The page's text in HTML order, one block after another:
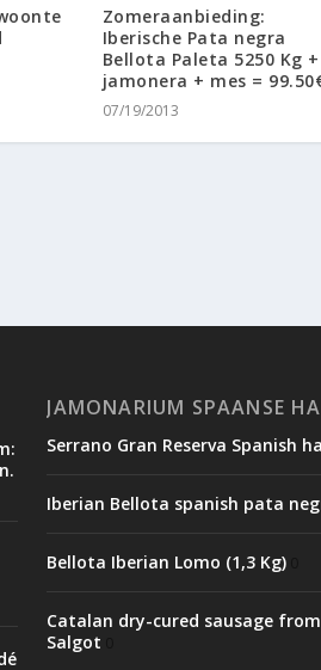
Zomeraanbieding:
Iberische Pata negra
Bellota Paleta 5250 Kg +
jamonera + mes =
07/19/2013
JAMONARIUM SPAANSE
Serrano Gran Reserva Spanish
Iberian Bellota spanish pata
Bellota Iberian Lomo (1,3 Kg)
Catalan dry-cured sausage from
Salgot